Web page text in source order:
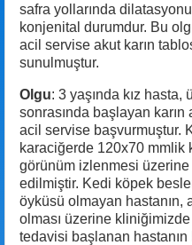
safra yollarında
konjenital durumdur. Bu
acil servise akut karın
sunulmuştur.
Olgu: 3 yaşında kız hasta,
sonrasında başlayan karın
acil servise başvurmuştur.
karaciğerde 120x70 mmlik
görünüm izlenmesi üzerine
edilmiştir. Kedi köpek
öyküsü olmayan hastanın,
olması üzerine kliniğimizde
tedavisi başlanan